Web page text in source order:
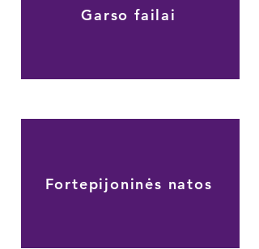
Garso failai
Fortepijoninės natos